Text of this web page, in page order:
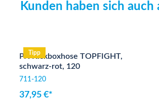
Kunden haben sich auch
Tipp
PX Kickboxhose TOPFIGHT,
schwarz-rot, 120
711-120
37,95 €*